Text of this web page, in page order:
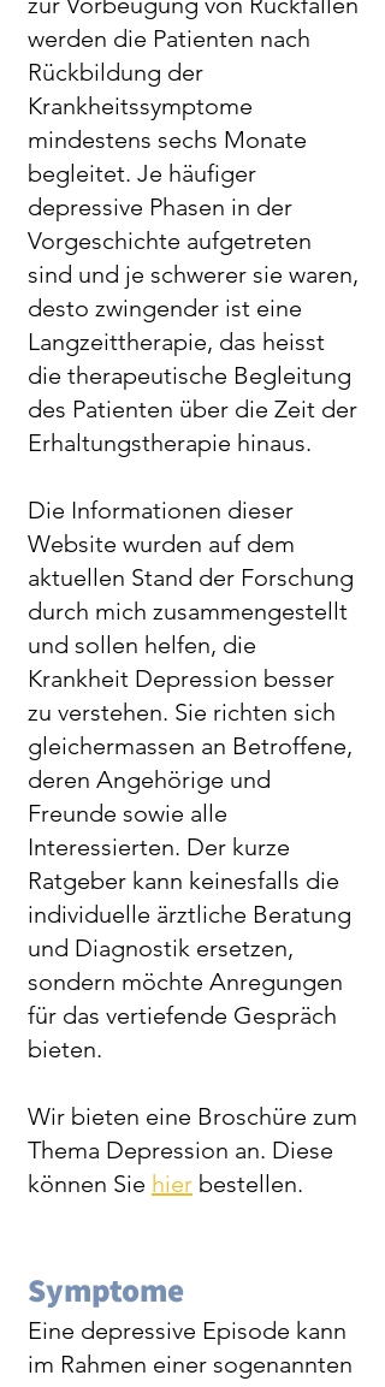
werden die Patienten nach
Rückbildung der
Krankheitssymptome
mindestens sechs Monate
begleitet. Je häufiger
depressive Phasen in der
Vorgeschichte aufgetreten
sind und je schwerer sie waren,
desto zwingender ist eine
Langzeittherapie, das heisst
die therapeutische Begleitung
des Patienten über die Zeit der
Erhaltungstherapie hinaus.
Die Informationen dieser
Website wurden auf dem
aktuellen Stand der Forschung
durch mich zusammengestellt
und sollen helfen, die
Krankheit Depression besser
zu verstehen. Sie richten sich
gleichermassen an Betroffene,
deren Angehörige und
Freunde sowie alle
Interessierten. Der kurze
Ratgeber kann keinesfalls die
individuelle ärztliche Beratung
und Diagnostik ersetzen,
sondern möchte Anregungen
für das vertiefende Gespräch
bieten.
Wir bieten eine Broschüre zum
Thema Depression an. Diese
können Sie hier bestellen.
Symptome
Eine depressive Episode kann
im Rahmen einer sogenannten